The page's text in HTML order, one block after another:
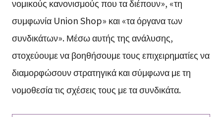
νομικούς κανονισμούς που τα διέπουν», «τη
συμφωνία Union Shop» και «τα όργανα των
συνδικάτων». Μέσω αυτής της ανάλυσης,
στοχεύουμε να βοηθήσουμε τους επιχειρηματίες να
διαμορφώσουν στρατηγικά και σύμφωνα με τη
νομοθεσία τις σχέσεις τους με τα συνδικάτα.